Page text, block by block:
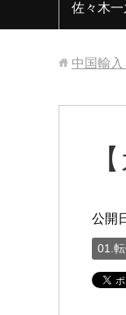
佐々木
中国輸
公開
01.